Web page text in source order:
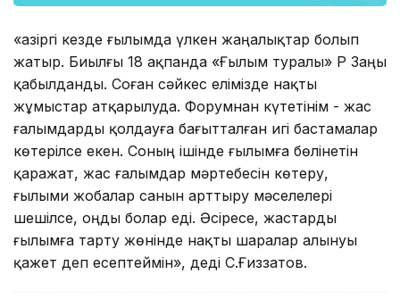
«Қазіргі кезде ғылымда үлкен жаңалықтар болып
жатыр. Биылғы 18 ақпанда «Ғылым туралы» ҚР Заңы
қабылданды. Соған сәйкес елімізде нақты
жұмыстар атқарылуда. Форумнан күтетінім - жас
ғалымдарды қолдауға бағытталған игі бастамалар
көтерілсе екен. Соның ішінде ғылымға бөлінетін
қаражат, жас ғалымдар мәртебесін көтеру,
ғылыми жобалар санын арттыру мәселелері
шешілсе, оңды болар еді. Әсіресе, жастарды
ғылымға тарту жөнінде нақты шаралар алынуы
қажет деп есептеймін», деді С.Ғиззатов.